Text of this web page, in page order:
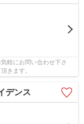
軽にお問い合わせ下さ
きます。
デンス